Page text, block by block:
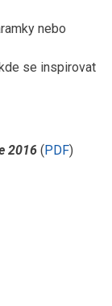
nebo
se inspirovat
2016 (PDF)